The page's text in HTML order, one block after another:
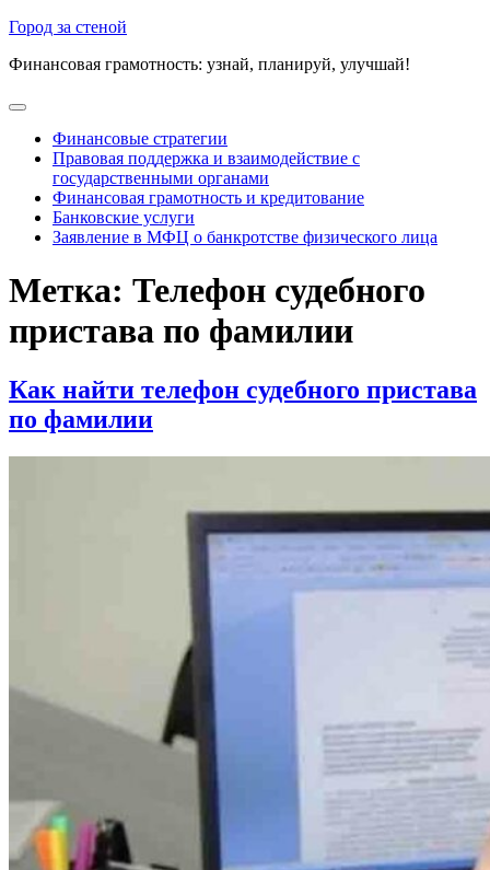
Перейти
содержимому
Город за стеной
Финансовая грамотность: узнай, планируй, улучшай!
Открыть
Финансовые стратегии
Правовая поддержка и взаимодействие с
государственными органами
Финансовая грамотность и кредитование
Банковские услуги
Заявление в МФЦ о банкротстве физического лица
меню
Метка: Телефон судебного
пристава по фамилии
Как найти телефон судебного пристава
по фамилии